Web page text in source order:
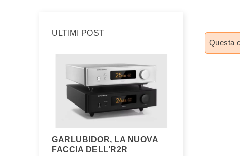
ULTIMI POST
GARLUBIDOR, LA NUOVA
FACCIA DELL’R2R
Questa